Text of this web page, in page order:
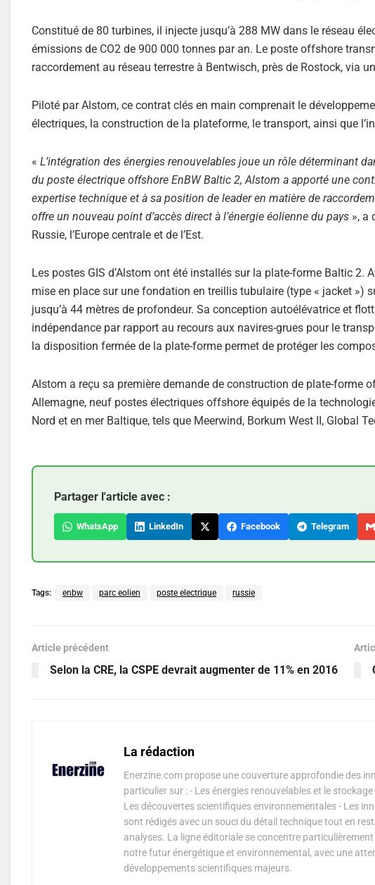
Constitué de 80 turbines, il injecte jusqu’à 288 MW dans le réseau
émissions de CO2 de 900 000 tonnes par an. Le poste offshore
raccordement au réseau terrestre à Bentwisch, près de Rostock, via
Piloté par Alstom, ce contrat clés en main comprenait le
électriques, la construction de la plateforme, le transport, ainsi que
« L’intégration des énergies renouvelables joue un rôle déterminant
du poste électrique offshore EnBW Baltic 2, Alstom a apporté une
expertise technique et à sa position de leader en matière de
offre un nouveau point d’accès direct à l’énergie éolienne du pays », a
Russie, l’Europe centrale et de l’Est.
Les postes GIS d’Alstom ont été installés sur la plate-forme Baltic
mise en place sur une fondation en treillis tubulaire (type « jacket »)
jusqu’à 44 mètres de profondeur. Sa conception autoélévatrice et
indépendance par rapport au recours aux navires-grues pour le
la disposition fermée de la plate-forme permet de protéger les
Alstom a reçu sa première demande de construction de plate-forme
Allemagne, neuf postes électriques offshore équipés de la
Nord et en mer Baltique, tels que Meerwind, Borkum West II, Global
Partager l'article avec :
WhatsApp LinkedIn Facebook Telegram
Tags: enbw parc eolien poste electrique russie
Article précédent
Selon la CRE, la CSPE devrait augmenter de 11% en 2016
La rédaction
Enerzine.com propose une couverture approfondie des
particulier sur : - Les énergies renouvelables et le
Les découvertes scientifiques environnementales - Les
sont rédigés avec un souci du détail technique tout en
analyses. La ligne éditoriale se concentre
notre futur énergétique et environnemental, avec une
développements scientifiques majeurs.